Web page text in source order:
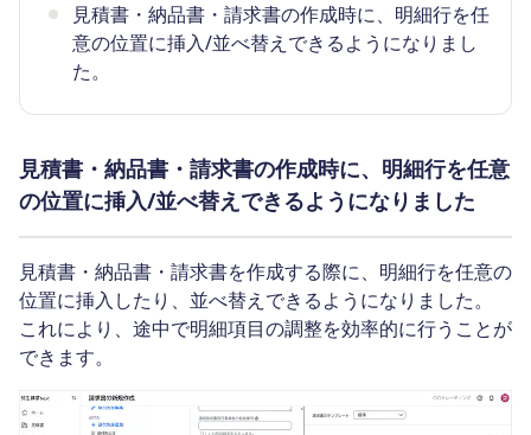
見積書・納品書・請求書の作成時に、明細行を任
意の位置に挿入/並べ替えできるようになりまし
た。
見積書・納品書・請求書の作成時に、明細行を任意
の位置に挿入/並べ替えできるようになりました
見積書・納品書・請求書を作成する際に、明細行を任意の
位置に挿入したり、並べ替えできるようになりました。
これにより、途中で明細項目の調整を効率的に行うことが
できます。